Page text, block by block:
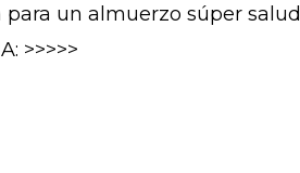
para un almuerzo súper
>>>>>